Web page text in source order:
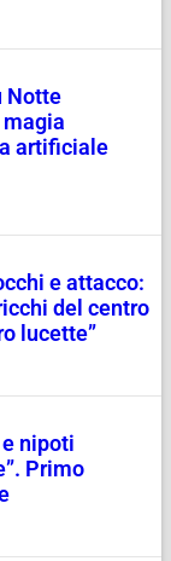
Notte
artificiale
e attacco:
del centro
lucette”
nipoti
Primo